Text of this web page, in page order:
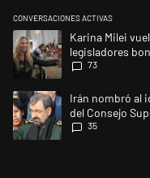
CONVERSACIONES ACTIVAS
Este listado muestra los
Un artículo de tendencia
Karina Milei
legisladores
73
Un artículo de tendencia
Irán nombró al
del Consejo
35